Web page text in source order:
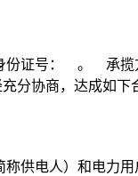
证号： 。 承揽
分协商，达成如下
供电人）和电力